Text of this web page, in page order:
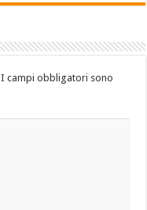
I campi obbligatori sono